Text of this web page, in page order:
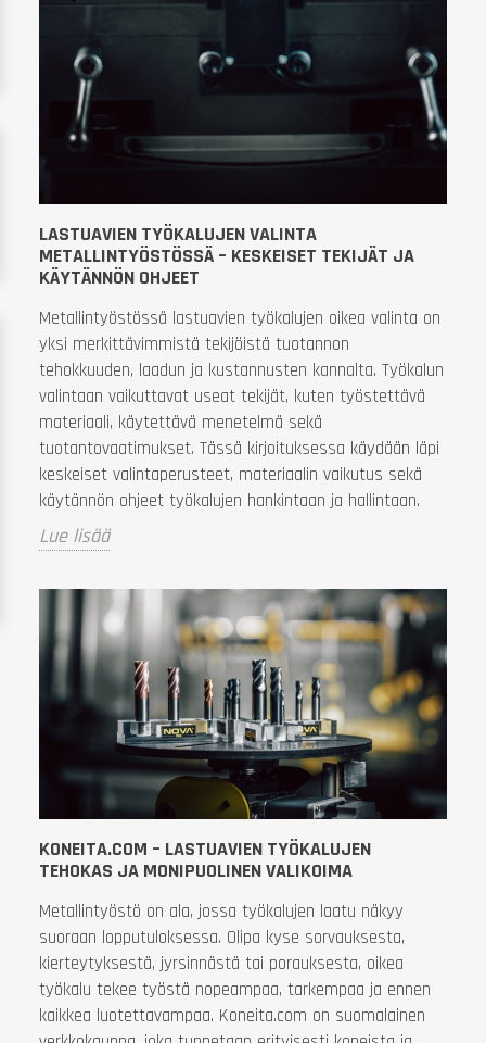
LASTUAVIEN TYÖKALUJEN VALINTA
METALLINTYÖSTÖSSÄ – KESKEISET TEKIJÄT JA
KÄYTÄNNÖN OHJEET
Metallintyöstössä lastuavien työkalujen oikea valinta on
yksi merkittävimmistä tekijöistä tuotannon
tehokkuuden, laadun ja kustannusten kannalta. Työkalun
valintaan vaikuttavat useat tekijät, kuten työstettävä
materiaali, käytettävä menetelmä sekä
tuotantovaatimukset. Tässä kirjoituksessa käydään läpi
keskeiset valintaperusteet, materiaalin vaikutus sekä
käytännön ohjeet työkalujen hankintaan ja hallintaan.
Lue lisää
KONEITA.COM – LASTUAVIEN TYÖKALUJEN
TEHOKAS JA MONIPUOLINEN VALIKOIMA
Metallintyöstö on ala, jossa työkalujen laatu näkyy
suoraan lopputuloksessa. Olipa kyse sorvauksesta,
kierteytyksestä, jyrsinnästä tai porauksesta, oikea
työkalu tekee työstä nopeampaa, tarkempaa ja ennen
kaikkea luotettavampaa. Koneita.com on suomalainen